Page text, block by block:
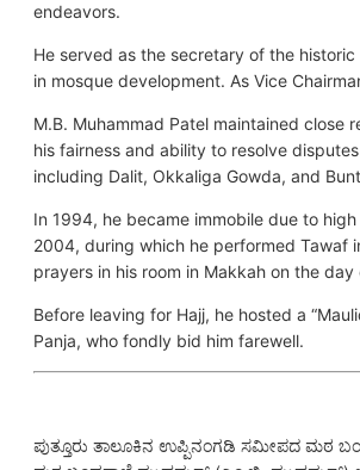
endeavors.
He served as the secretary of the
in mosque development. As Vice
M.B. Muhammad Patel maintained close
his fairness and ability to resolve
including Dalit, Okkaliga Gowda, and
In 1994, he became immobile due to
2004, during which he performed Tawaf
prayers in his room in Makkah on the
Before leaving for Hajj, he hosted a
Panja, who fondly bid him farewell.
ಪುತ್ತೂರು ತಾಲೂಕಿನ ಉಪ್ಪಿನಂಗಡಿ ಸಮೀಪದ ಮಠ